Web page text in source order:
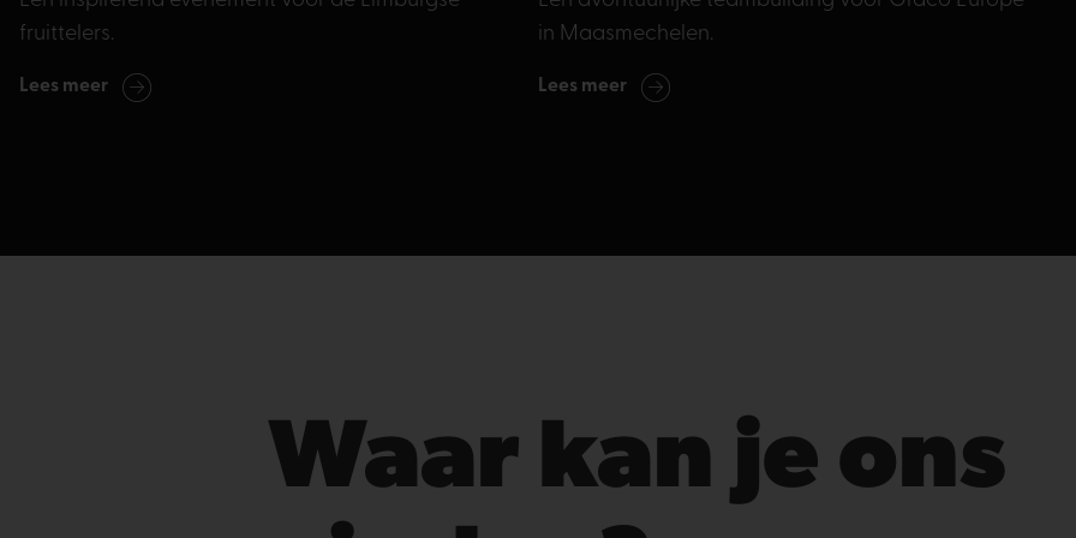
fruittelers.
Lees meer
in Maasmechelen.
Lees meer
Waar kan je ons